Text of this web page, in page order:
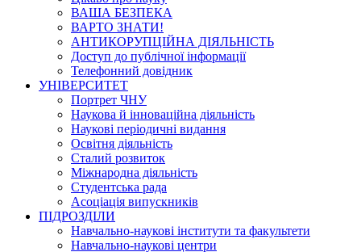
ВАША БЕЗПЕКА
ВАРТО ЗНАТИ!
АНТИКОРУПЦІЙНА ДІЯЛЬНІСТЬ
Доступ до публічної інформації
Телефонний довідник
УНІВЕРСИТЕТ
Портрет ЧНУ
Наукова й інноваційна діяльність
Наукові періодичні видання
Освітня діяльність
Сталий розвиток
Міжнародна діяльність
Студентська рада
Асоціація випускників
ПІДРОЗДІЛИ
Навчально-наукові інститути та факультети
Навчально-наукові центри